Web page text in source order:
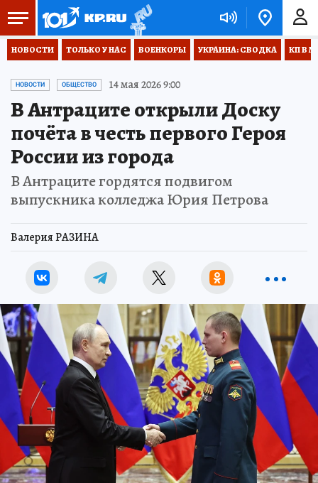
НОВОСТИ ТОЛЬКО У НАС ВОЕНКОРЫ УКРАИНА: СВОДКА КП В
НОВОСТИ ОБЩЕСТВО 14 мая 2026 9:00
В Антраците открыли Доску
почёта в честь первого Героя
России из города
В Антраците гордятся подвигом
выпускника колледжа Юрия Петрова
Валерия РАЗИНА